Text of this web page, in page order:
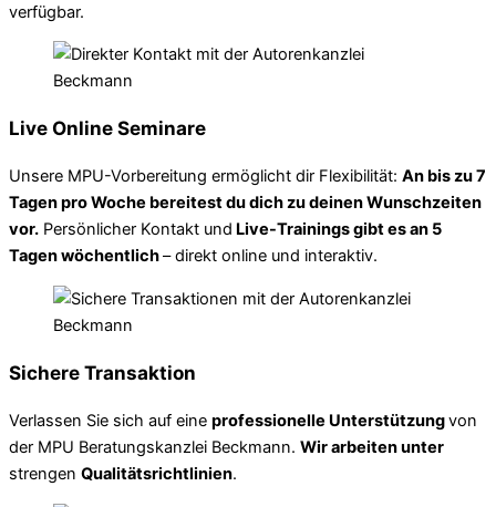
verfügbar.
Live Online Seminare
Unsere MPU-Vorbereitung ermöglicht dir Flexibilität: An bis zu 7
Tagen pro Woche bereitest du dich zu deinen Wunschzeiten
vor. Persönlicher Kontakt und Live-Trainings gibt es an 5
Tagen wöchentlich– direkt online und interaktiv.
Sichere Transaktion
Verlassen Sie sich auf eine professionelle Unterstützungvon
der MPU Beratungskanzlei Beckmann. Wir arbeiten unter
strengen Qualitätsrichtlinien.